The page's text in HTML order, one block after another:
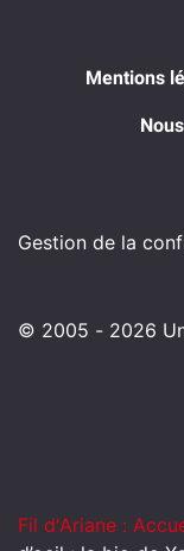
Mentions
Gestion de la
© 2005 - 2026
Fil d'Ariane :